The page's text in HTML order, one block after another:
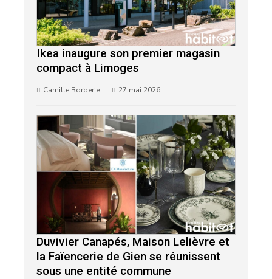
Ikea inaugure son premier magasin
compact à Limoges
Camille Borderie 27 mai 2026
Duvivier Canapés, Maison Lelièvre et
la Faïencerie de Gien se réunissent
sous une entité commune